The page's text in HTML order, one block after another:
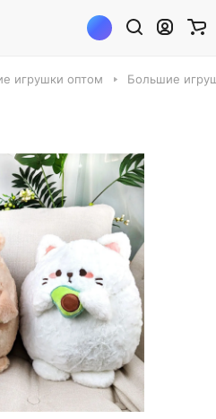
игрушки оптом Большие